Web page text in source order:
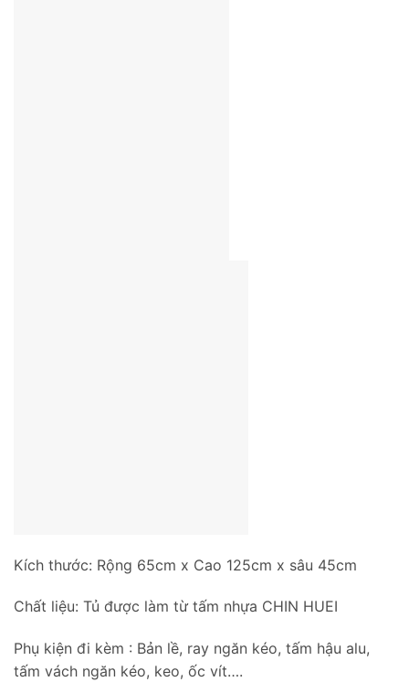
Kích thước: Rộng 65cm x Cao 125cm x sâu 45cm
Chất liệu: Tủ được làm từ tấm nhựa CHIN HUEI
Phụ kiện đi kèm : Bản lề, ray ngăn kéo, tấm hậu alu,
tấm vách ngăn kéo, keo, ốc vít….